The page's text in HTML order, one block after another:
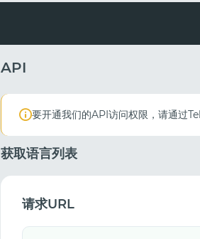
API
要开通我们的API访问权限，请通过
获取语言列表
请求URL